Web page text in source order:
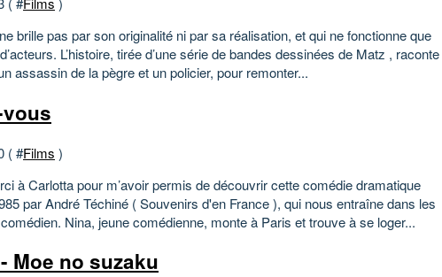
brille pas par son originalité ni par sa réalisation, et qui ne fonctionne que
L’histoire, tirée d’une série de bandes dessinées de Matz , raconte
assassin de la pègre et un policier, pour remonter...
( #Films )
à Carlotta pour m’avoir permis de découvrir cette comédie dramatique
par André Téchiné ( Souvenirs d'en France ), qui nous entraîne dans les
Nina, jeune comédienne, monte à Paris et trouve à se loger...
Moe no suzaku